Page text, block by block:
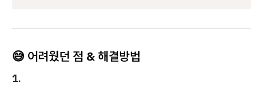
😅 어려웠던 점 & 해결방법
1.